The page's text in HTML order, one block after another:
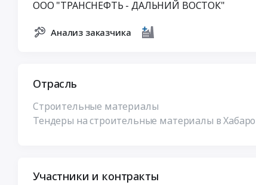
ООО "ТРАНСНЕФТЬ - ДАЛЬНИЙ ВОСТОК"
Анализ заказчика
Отрасль
Строительные материалы
Тендеры на строительные материалы в
Участники и контракты